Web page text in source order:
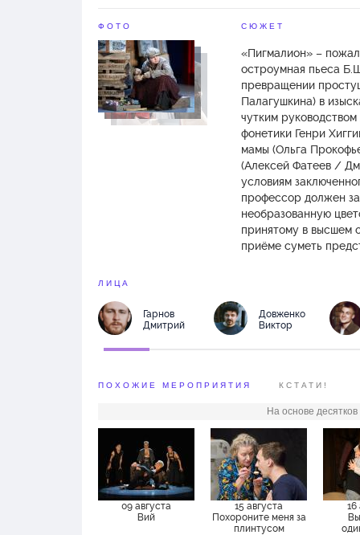
ФОТО СЮЖЕТ
«Пигмалион» –
остроумная пьеса
превращении
Палагушкина) в
чутким
фонетики Генри
мамы (Ольга
(Алексей Фатеев /
условиям
профессор должен
необразованную
принятому в высшем
приёме суметь
ЛИЦА
Гарнов
Дмитрий
Довженко
Виктор
ПОХОЖИЕ МЕРОПРИЯТИЯ КСТАТИ!
На основе
09 августа
Вий
15 августа
Похороните меня за
плинтусом
16